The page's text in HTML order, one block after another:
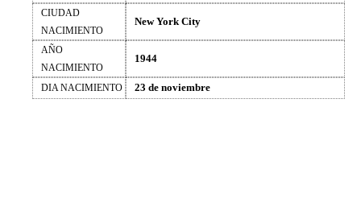
CIUDAD
NACIMIENTO
New York City
AÑO
NACIMIENTO
1944
DIA NACIMIENTO 23 de noviembre